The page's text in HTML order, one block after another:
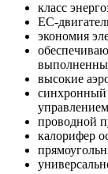
класс
ЕС-
экономия
высокие
синхронный
проводной
калорифер